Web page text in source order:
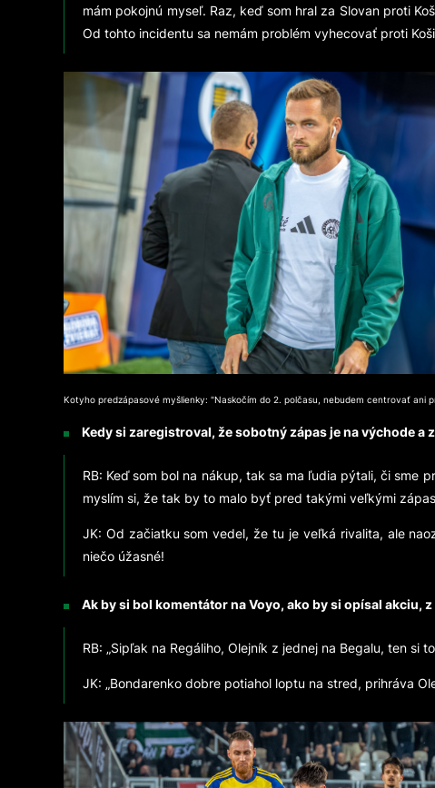
mám pokojnú myseľ. Raz, keď som hral za Slovan proti
Od tohto incidentu sa nemám problém vyhecovať proti
Kotyho predzápasové myšlienky: "Naskočím do 2. polčasu, nebudem centrovať ani
Kedy si zaregistroval, že sobotný zápas je na východe a
RB: ⁠Keď som bol na nákup, tak sa ma ľudia pýtali, či sme
myslím si, že tak by to malo byť pred takými veľkými
JK: Od začiatku som vedel, že tu je veľká rivalita, ale
niečo úžasné!
Ak by si bol komentátor na Voyo, ako by si opísal akciu,
RB: ⁠„Sipľak na Regáliho, Olejník z jednej na Begalu, ten
JK: „Bondarenko dobre potiahol loptu na stred, prihráva